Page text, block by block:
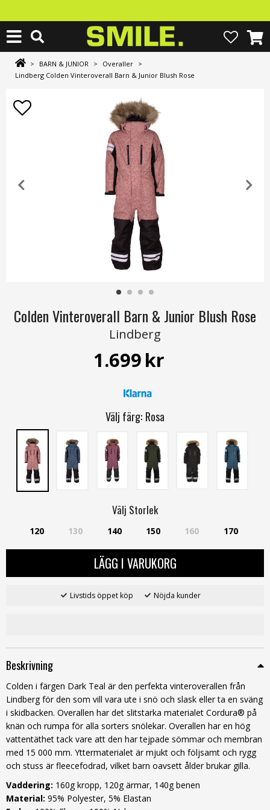
> BARN & JUNIOR > Overaller >
Lindberg Colden Vinteroverall Barn & Junior Blush Rose
Colden Vinteroverall Barn & Junior Blush Rose
Lindberg
1.699kr
Välj färg: Rosa
Välj Storlek
120 130 140 150 160 170
LÄGG I VARUKORG
Livstids öppet köp Nöjda kunder
Beskrivning
Colden i färgen Dark Teal är den perfekta vinteroverallen från
Lindberg för den som vill vara ute i snö och slask eller ta en sväng
i skidbacken. Overallen har det slitstarka materialet Cordura® på
knän och rumpa för alla sorters snölekar. Overallen har en hög
vattentäthet tack vare att den har tejpade sömmar och membran
med 15 000 mm. Yttermaterialet är mjukt och följsamt och rygg
och stuss är fleecefodrad, vilket barn oavsett ålder brukar gilla.
Vaddering: 160g kropp, 120g ärmar, 140g benen
Material: 95% Polyester, 5% Elastan